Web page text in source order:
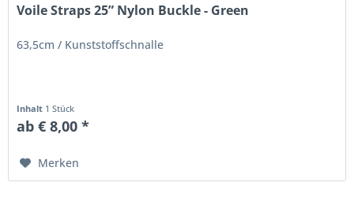
Voile Straps 25” Nylon Buckle - Green
63,5cm / Kunststoffschnalle
Inhalt 1 Stück
ab € 8,00 *
Merken